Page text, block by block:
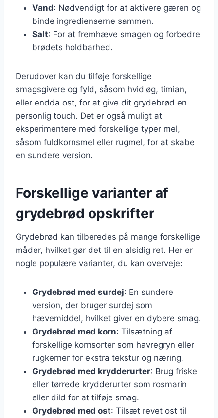
Vand: Nødvendigt for at aktivere gæren og
binde ingredienserne sammen.
Salt: For at fremhæve smagen og forbedre
brødets holdbarhed.
Derudover kan du tilføje forskellige
smagsgivere og fyld, såsom hvidløg, timian,
eller endda ost, for at give dit grydebrød en
personlig touch. Det er også muligt at
eksperimentere med forskellige typer mel,
såsom fuldkornsmel eller rugmel, for at skabe
en sundere version.
Forskellige varianter af
grydebrød opskrifter
Grydebrød kan tilberedes på mange forskellige
måder, hvilket gør det til en alsidig ret. Her er
nogle populære varianter, du kan overveje:
Grydebrød med surdej: En sundere
version, der bruger surdej som
hævemiddel, hvilket giver en dybere smag.
Grydebrød med korn: Tilsætning af
forskellige kornsorter som havregryn eller
rugkerner for ekstra tekstur og næring.
Grydebrød med krydderurter: Brug friske
eller tørrede krydderurter som rosmarin
eller dild for at tilføje smag.
Grydebrød med ost: Tilsæt revet ost til